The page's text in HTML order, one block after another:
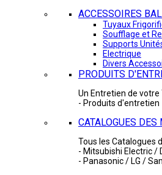
ACCESSOIRES
Tuyaux
Soufflage et
Supports
Electrique
Divers
PRODUITS
Un Entretien de
- Produits d'entretien
CATALOGUES DES
Tous les Catalogues
- Mitsubishi Electric /
- Panasonic / LG /